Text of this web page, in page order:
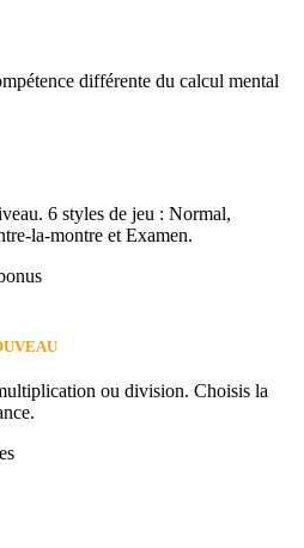
différente du calcul mental
6 styles de jeu : Normal,
la-montre et Examen.
ou division. Choisis la